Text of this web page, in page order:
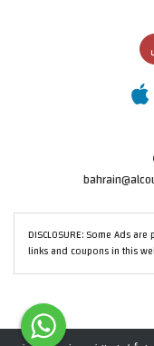
DISCLOSURE: Some Ads
links and coupons in this